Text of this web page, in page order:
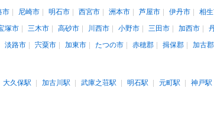
市 尼崎市 明石市 西宮市 洲本市 芦屋市 伊丹市 相
塚市 三木市 高砂市 川西市 小野市 三田市 加西市
淡路市 宍粟市 加東市 たつの市 赤穂郡 揖保郡 加古郡
大久保駅 加古川駅 武庫之荘駅 明石駅 元町駅
神戸駅